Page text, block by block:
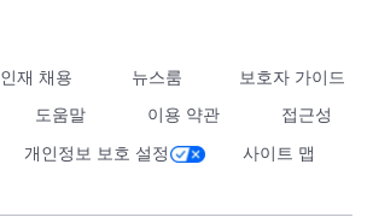
인재 채용 뉴스룸
보호자 가이드
도움말 이용 약관
접근성
개인정보 보호 설정 사이트 맵